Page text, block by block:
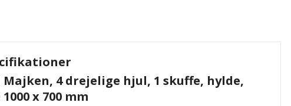
4 drejelige hjul, 1 skuffe, hylde,
x 700 mm